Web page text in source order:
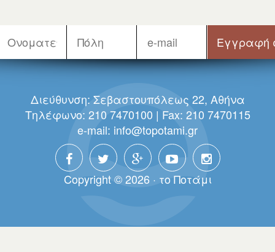
Διεύθυνση: Σεβαστουπόλεως 22, Αθήνα
Τηλέφωνο: 210 7470100 | Fax: 210 7470115
e-mail: info@topotami.gr
Copyright © 2026 · τo Πoτάμι